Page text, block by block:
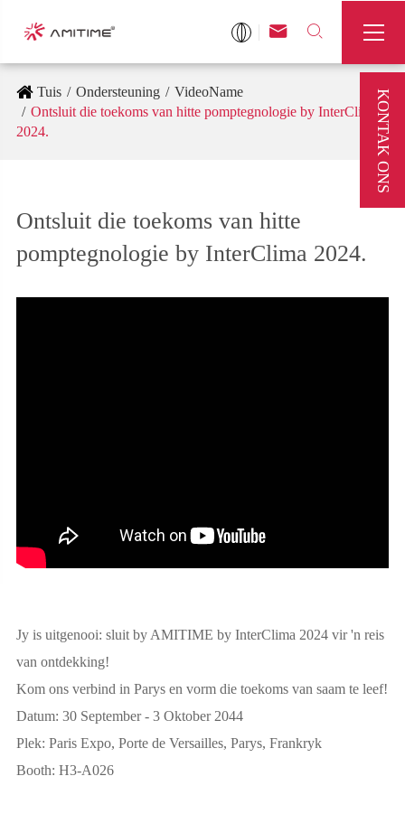
 

Tuis Ondersteuning
VideoName
Ontsluit die toekoms van hitte pomptegnologie by InterClima
2024.
Ontsluit die toekoms van hitte
pomptegnologie by InterClima 2024.
Jy is uitgenooi: sluit by AMITIME by InterClima 2024 vir 'n reis
van ontdekking!
Kom ons verbind in Parys en vorm die toekoms van saam te leef!
Datum: 30 September - 3 Oktober 2044
Plek: Paris Expo, Porte de Versailles, Parys, Frankryk
Booth: H3-A026
KONTAK ONS